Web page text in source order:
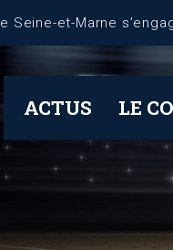
– Gestion des
ACTUS LE